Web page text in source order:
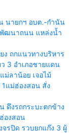
นายกฯ อบต.-กำนัน
ฒนาถนน แหล่งน้ำ
ง ถกแนวทางบริหาร
3 อำเภอชายแดน
ม่ลาน้อย เจอไม้
แม่ฮ่องสอน สั่ง
ดึงรถกระบะตกข้าง
องสอน
จรปิด รวบยกแก๊ง 3 ผู้